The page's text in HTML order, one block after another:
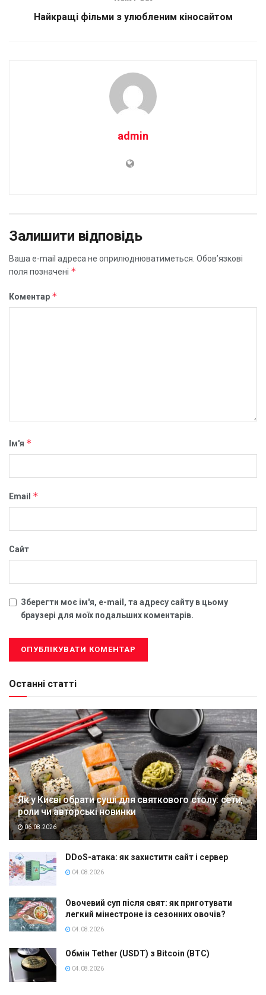
Найкращі фільми з улюбленим кіносайтом
admin
Залишити відповідь
Ваша e-mail адреса не оприлюднюватиметься. Обов’язкові
поля позначені *
Коментар *
Ім'я *
Email *
Сайт
Зберегти моє ім'я, e-mail, та адресу сайту в цьому
браузері для моїх подальших коментарів.
Останні статті
Як у Києві обрати суші для святкового столу: сети,
роли чи авторські новинки
06.08.2026
DDoS-атака: як захистити сайт і сервер
04.08.2026
Овочевий суп після свят: як приготувати
легкий мінестроне із сезонних овочів?
04.08.2026
Обмін Tether (USDT) з Bitcoin (BTC)
04.08.2026